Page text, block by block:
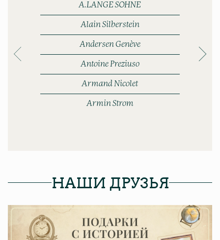
A.LANGE SOHNE
Alain Silberstein
Andersen Genève
Antoine Preziuso
Armand Nicolet
Armin Strom
НАШИ ДРУЗЬЯ